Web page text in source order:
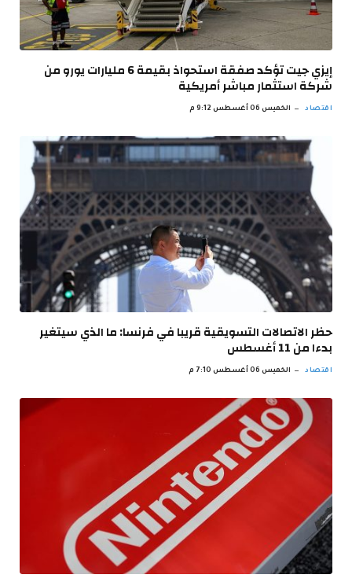
إيزي جيت تؤكد صفقة استحواذ بقيمة 6 مليارات يورو من
شركة استثمار مباشر أمريكية
اقتصاد الخميس 06 أغسطس 9:12 م
حظر الاتصالات التسويقية قريبا في فرنسا: ما الذي سيتغير
بدءا من 11 أغسطس
اقتصاد الخميس 06 أغسطس 7:10 م